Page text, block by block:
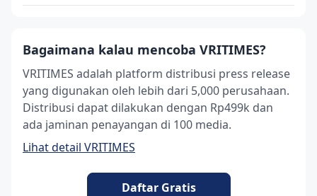
Bagaimana kalau mencoba VRITIMES?
VRITIMES adalah platform distribusi press release
yang digunakan oleh lebih dari 5,000 perusahaan.
Distribusi dapat dilakukan dengan Rp499k dan
ada jaminan penayangan di 100 media.
Lihat detail VRITIMES
Daftar Gratis